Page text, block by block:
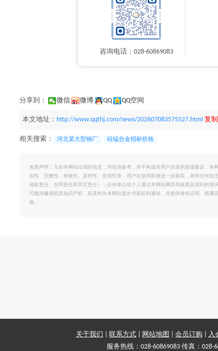
咨询电话：028-60869083
分享到： 微信 微博 QQ QQ空间
本文地址： http://www.qqthj.com/news/202607083575527.html 复
相关搜索： 河北某大型钢厂 硅锰合金招标价格
免责声明：凡在本网站出现的信息，均仅供参考，并不构成对用户决策的直接建议，
实性、完整性、有效性、及时性、原创性等，用户在使用前请进一步核实，并对任何
侵权责任、合同责任和其它责任）；任何单位或个人通过本网站网页而链接及得到的
可能涉嫌侵犯其知识产权，应及时向本网站提出书面权利通知，并提供身份证明、权
接。
关于我们 联系方式 网站地图 会员订购
入
服务热线：028-60869083 传真：028-